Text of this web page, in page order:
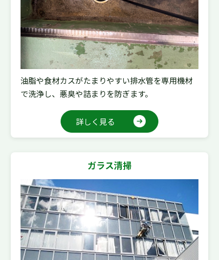
油脂や食材カスがたまりやすい排水管を専用機材
で洗浄し、悪臭や詰まりを防ぎます。
詳しく見る
ガラス清掃